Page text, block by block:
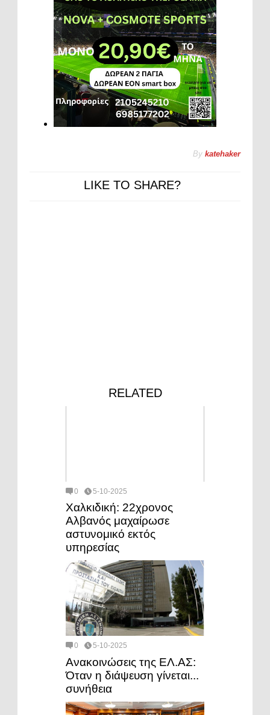
By katehaker
LIKE TO SHARE?
RELATED
0 5-10-2025
Χαλκιδική: 22χρονος
Αλβανός μαχαίρωσε
αστυνομικό εκτός
υπηρεσίας
0 5-10-2025
Ανακοινώσεις της ΕΛ.ΑΣ:
Όταν η διάψευση γίνεται...
συνήθεια